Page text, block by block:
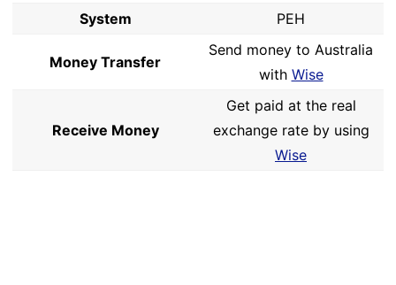
System
PEH
Money Transfer
Send money to Australia
with Wise
Receive Money
Get paid at the real
exchange rate by using
Wise